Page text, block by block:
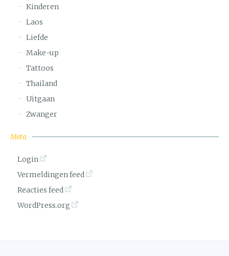
Kinderen
Laos
Liefde
Make-up
Tattoos
Thailand
Uitgaan
Zwanger
Meta
Login
Vermeldingen feed
Reacties feed
WordPress.org